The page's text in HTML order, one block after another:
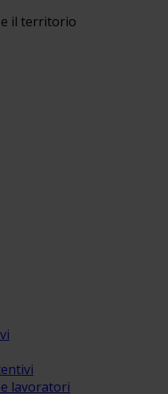
e il territorio
lavoratori